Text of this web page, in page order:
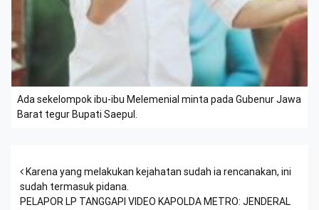
Ada sekelompok ibu-ibu Melemenial minta pada Gubenur Jawa
Barat tegur Bupati Saepul.
Post navigation
Karena yang melakukan kejahatan sudah ia rencanakan, ini
sudah termasuk pidana.
PELAPOR LP TANGGAPI VIDEO KAPOLDA METRO: JENDERAL